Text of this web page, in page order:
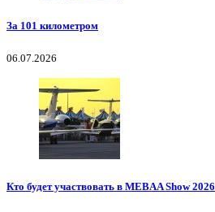
За 101 километром
06.07.2026
Кто будет участвовать в MEBAA Show 2026